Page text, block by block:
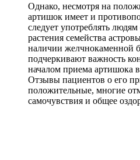
Однако, несмотря на
артишок имеет и
следует употреблять людям
растения семейства
наличии желчнокаменной
подчеркивают важность
началом приема артишока
Отзывы пациентов о его
положительные, многие
самочувствия и общее